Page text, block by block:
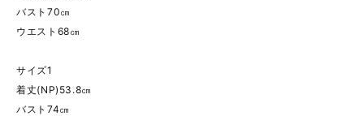
バスト70㎝
ウエスト68㎝
サイズ1
着丈(NP)53.8㎝
バスト74㎝